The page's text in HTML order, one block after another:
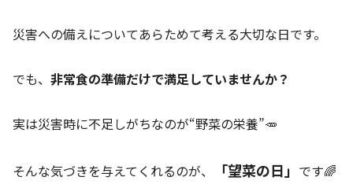
災害への備えについてあらためて考える大切な日です。
でも、 非常食の準備だけで満足していませんか？
実は災害時に不足しがちなのが“野菜の栄養”🥕
そんな気づきを与えてくれるのが、 「望菜の日」 です🌈